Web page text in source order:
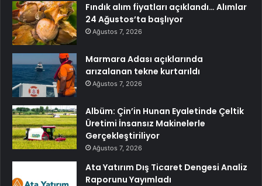
Fındık alım fiyatları açıklandı… Alımlar
24 Ağustos’ta başlıyor
Ağustos 7, 2026
Marmara Adası açıklarında
arızalanan tekne kurtarıldı
Ağustos 7, 2026
Albüm: Çin’in Hunan Eyaletinde Çeltik
Üretimi İnsansız Makinelerle
Gerçekleştiriliyor
Ağustos 7, 2026
Ata Yatırım Dış Ticaret Dengesi Analiz
Raporunu Yayımladı